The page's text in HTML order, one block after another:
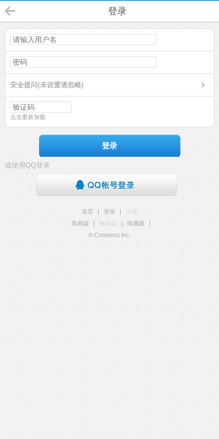
登录
安全提问(未设置请忽略)
点击重新加载
登录
或使用QQ登录
首页 登录
注册
简易版
触屏版 电脑版
© Comsenz Inc.